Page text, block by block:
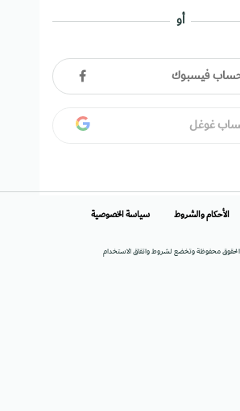
أو
فيسبوك
غوغل
محفوظة وتخضع لشروط واتفاق الاستخدام
الأحكام والشروط سياسة الخصوصية